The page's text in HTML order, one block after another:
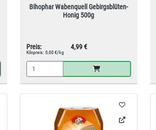
Bihophar Wabenquell Gebirgsblüten-
Honig 500g
Preis: 4,99 €
Kilopreis: 0,00 €/kg